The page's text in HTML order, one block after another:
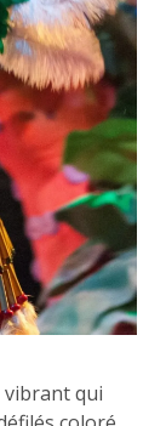
une forte
de la
vibrant qui